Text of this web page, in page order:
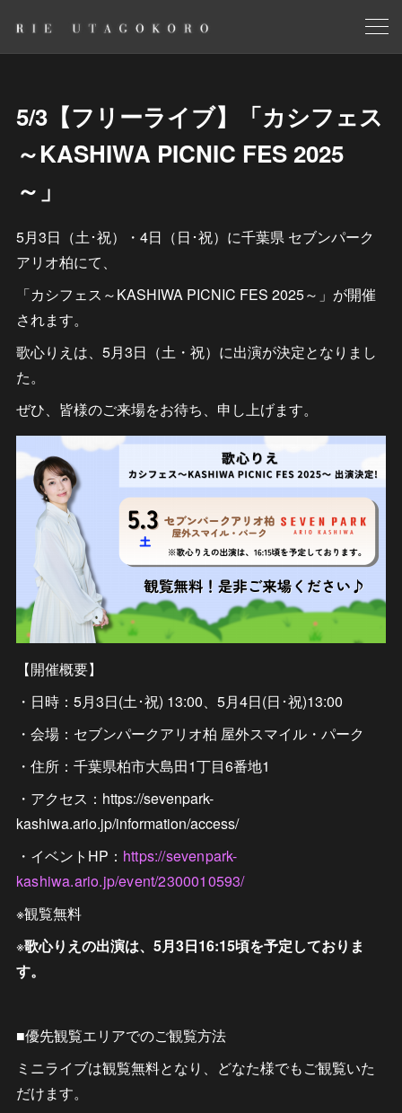
5/3【フリーライブ】「カシフェス
～KASHIWA PICNIC FES 2025
～」
5月3日（土･祝）・4日（日･祝）に千葉県 セブンパーク
アリオ柏にて、
「カシフェス～KASHIWA PICNIC FES 2025～」が開催
されます。
歌心りえは、5月3日（土・祝）に出演が決定となりまし
た。
ぜひ、皆様のご来場をお待ち、申し上げます。
【開催概要】
・日時：5月3日(土･祝) 13:00、5月4日(日･祝)13:00
・会場：セブンパークアリオ柏 屋外スマイル・パーク
・住所：千葉県柏市大島田1丁目6番地1
・アクセス：https://sevenpark-
kashiwa.ario.jp/information/access/
・イベントHP： https://sevenpark-
kashiwa.ario.jp/event/2300010593/
※観覧無料
※歌心りえの出演は、5月3日16:15頃を予定しておりま
す。
■優先観覧エリアでのご観覧方法
ミニライブは観覧無料となり、どなた様でもご観覧いた
だけます。